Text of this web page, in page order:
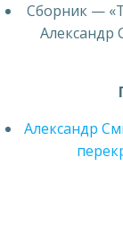
Сборник —
Александр
Александр